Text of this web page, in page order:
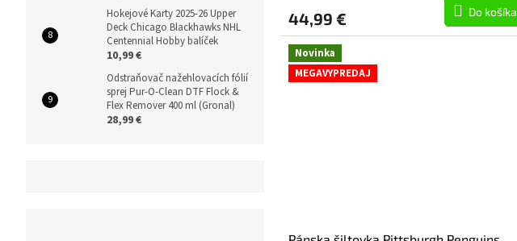
Hokejové Karty 2025-26 Upper
Deck Chicago Blackhawks NHL
Centennial Hobby balíček
10,99 €
Odstraňovač nažehlovacích fólií
sprej Pur-O-Clean DTF Flock &
Flex Remover 400 ml (Gronal)
28,99 €
44,99 € Do košíka
Novinka
MEGAVYPREDAJ